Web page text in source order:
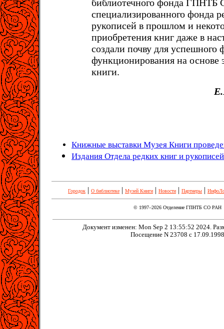
библиотечного фонда
специализированного фонда
рукописей в прошлом и
приобретения книг даже в
создали почву для успешного
функционирования на основе
книги.
Книжные выставки Музея Книги
Издания Отдела редких книг и
Городок | О библиотеке | Музей Книги | Новости | Партнеры |
© 1997–2026 Отделение ГПНТБ СО РАН
Документ изменен: Mon Sep 2 13:55:52 2024.
Посещение N 23708 с 17.09.1998